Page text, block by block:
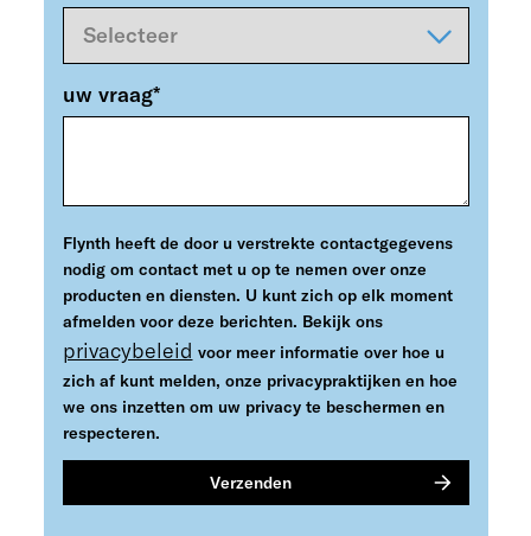
uw vraag*
Flynth heeft de door u verstrekte contactgegevens
nodig om contact met u op te nemen over onze
producten en diensten. U kunt zich op elk moment
afmelden voor deze berichten. Bekijk ons
privacybeleid voor meer informatie over hoe u
zich af kunt melden, onze privacypraktijken en hoe
we ons inzetten om uw privacy te beschermen en
respecteren.